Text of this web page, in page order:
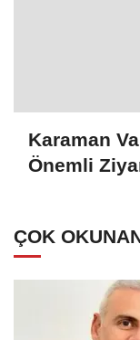
Karaman
Önemli
ÇOK